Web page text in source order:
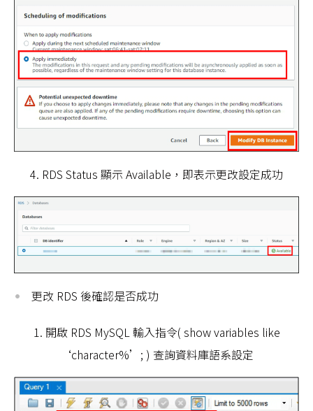
4. RDS Status 顯示 Available，即表示更改設定成功
更改 RDS 後確認是否成功
1. 開啟 RDS MySQL 輸入指令( show variables like
‘character%’; ) 查詢資料庫語系設定